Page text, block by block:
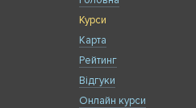
Курси
Карта
Рейтинг
Відгуки
Онлайн курси